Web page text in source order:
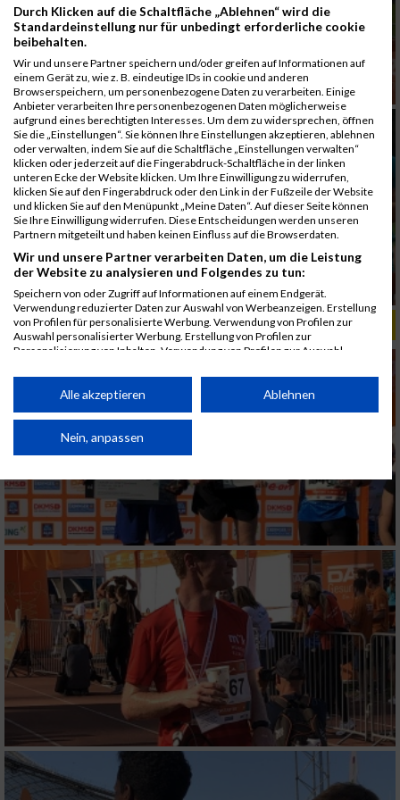
ALBUM B2RUN MÜNCHEN, B2RUN / 16.07.2019
Durch Klicken auf die Schaltfläche „Ablehnen“ wird die
Standardeinstellung nur für unbedingt erforderliche cookie
beibehalten.
Wir und unsere Partner speichern und/oder greifen auf Informationen auf
einem Gerät zu, wie z. B. eindeutige IDs in cookie und anderen
Browserspeichern, um personenbezogene Daten zu verarbeiten. Einige
Anbieter verarbeiten Ihre personenbezogenen Daten möglicherweise
aufgrund eines berechtigten Interesses. Um dem zu widersprechen, öffnen
Sie die „Einstellungen“. Sie können Ihre Einstellungen akzeptieren, ablehnen
oder verwalten, indem Sie auf die Schaltfläche „Einstellungen verwalten“
klicken oder jederzeit auf die Fingerabdruck-Schaltfläche in der linken
unteren Ecke der Website klicken. Um Ihre Einwilligung zu widerrufen,
klicken Sie auf den Fingerabdruck oder den Link in der Fußzeile der Website
und klicken Sie auf den Menüpunkt „Meine Daten“. Auf dieser Seite können
Sie Ihre Einwilligung widerrufen. Diese Entscheidungen werden unseren
Partnern mitgeteilt und haben keinen Einfluss auf die Browserdaten.
Wir und unsere Partner verarbeiten Daten, um die Leistung
der Website zu analysieren und Folgendes zu tun:
Speichern von oder Zugriff auf Informationen auf einem Endgerät.
Verwendung reduzierter Daten zur Auswahl von Werbeanzeigen. Erstellung
von Profilen für personalisierte Werbung. Verwendung von Profilen zur
Auswahl personalisierter Werbung. Erstellung von Profilen zur
Personalisierung von Inhalten. Verwendung von Profilen zur Auswahl
Performance von Inhalten. Analyse von Zielgruppen durch Statistiken oder
Kombinationen von Daten aus verschiedenen Quellen. Entwicklung und
von Inhalten.
Daten können außerhalb der Europäischen Union weitergegeben und in die
Website/App.
Partnerliste anzeigen (1 IAB-Anbieter)
Wir nutzen Ihre Daten für folgende Zwecke:
IAB-Verarbeitungszwecke:
Speichern von oder Zugriff auf Informationen
auf einem Endgerät
Verwendung reduzierter Daten zur Auswahl
von Werbeanzeigen
Erstellung von Profilen für personalisierte
Verwendung von Profilen zur Auswahl
personalisierter Werbung
Alle akzeptieren Ablehnen
Nein, anpassen